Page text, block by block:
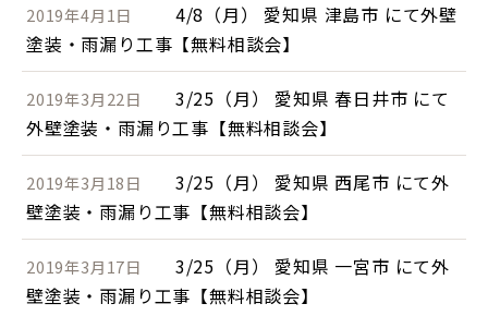
2019年4月1日
4/8（月） 愛知県 津島市 にて外壁
塗装・雨漏り工事【無料相談会】
2019年3月22日
3/25（月） 愛知県 春日井市 にて
外壁塗装・雨漏り工事【無料相談会】
2019年3月18日
3/25（月） 愛知県 西尾市 にて外
壁塗装・雨漏り工事【無料相談会】
2019年3月17日
3/25（月） 愛知県 一宮市 にて外
壁塗装・雨漏り工事【無料相談会】